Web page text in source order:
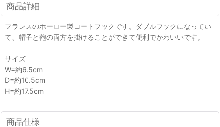
商品詳細
フランスのホーロー製コートフックです。ダブルフックになってい
て、帽子と鞄の両方を掛けることができて便利でかわいいです。
サイズ
W=約6.5cm
D=約10.5cm
H=約17.5cm
商品仕様